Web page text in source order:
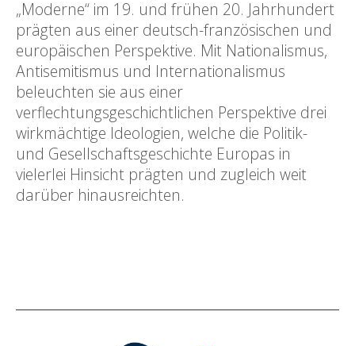
„Moderne“ im 19. und frühen 20. Jahrhundert
prägten aus einer deutsch-französischen und
europäischen Perspektive. Mit Nationalismus,
Antisemitismus und Internationalismus
beleuchten sie aus einer
verflechtungsgeschichtlichen Perspektive drei
wirkmächtige Ideologien, welche die Politik-
und Gesellschaftsgeschichte Europas in
vielerlei Hinsicht prägten und zugleich weit
darüber hinausreichten.